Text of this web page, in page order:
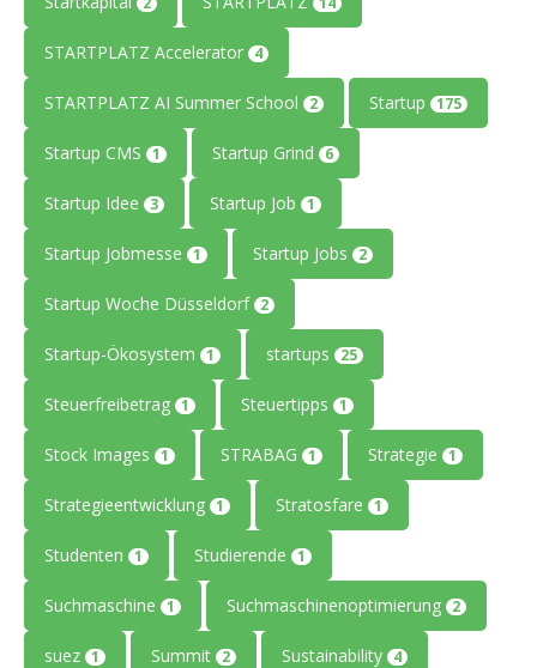
STARTPLATZ Accelerator 4
STARTPLATZ AI Summer School 2 Startup 175
Startup CMS 1 Startup Grind 6
Startup Idee 3 Startup Job 1
Startup Jobmesse 1 Startup Jobs 2
Startup Woche Düsseldorf 2
Startup-Ökosystem 1 startups 25
Steuerfreibetrag 1 Steuertipps 1
Stock Images 1 STRABAG 1 Strategie 1
Strategieentwicklung 1 Stratosfare 1
Studenten 1 Studierende 1
Suchmaschine 1 Suchmaschinenoptimierung 2
suez 1 Summit 2 Sustainability 4